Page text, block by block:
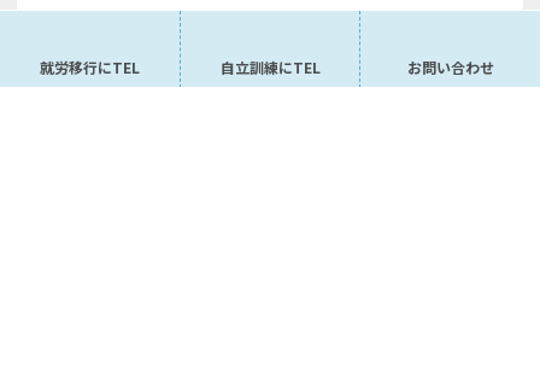
079-280-8400
Jump 079-283-5101
就労移行にTEL 自立訓練にTEL お問い合わせ